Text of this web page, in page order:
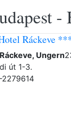
-
Ráckeve
Ungern
út 1-3.